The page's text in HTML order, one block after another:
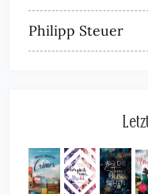
Philipp Steuer